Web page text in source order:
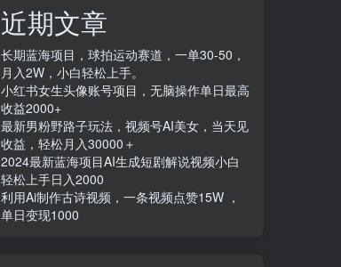
近期文章
长期蓝海项目，球拍运动赛道，一单30-50，
月入2W，小白轻松上手。
小红书女生头像账号项目，无脑操作单日最高
收益2000+
最新男粉野路子玩法，视频号AI美女，当天见
收益，轻松月入30000＋
2024最新蓝海项目AI生成短剧解说视频小白
轻松上手日入2000
利用Ai制作古诗视频，一条视频点赞15W ，
单日变现1000